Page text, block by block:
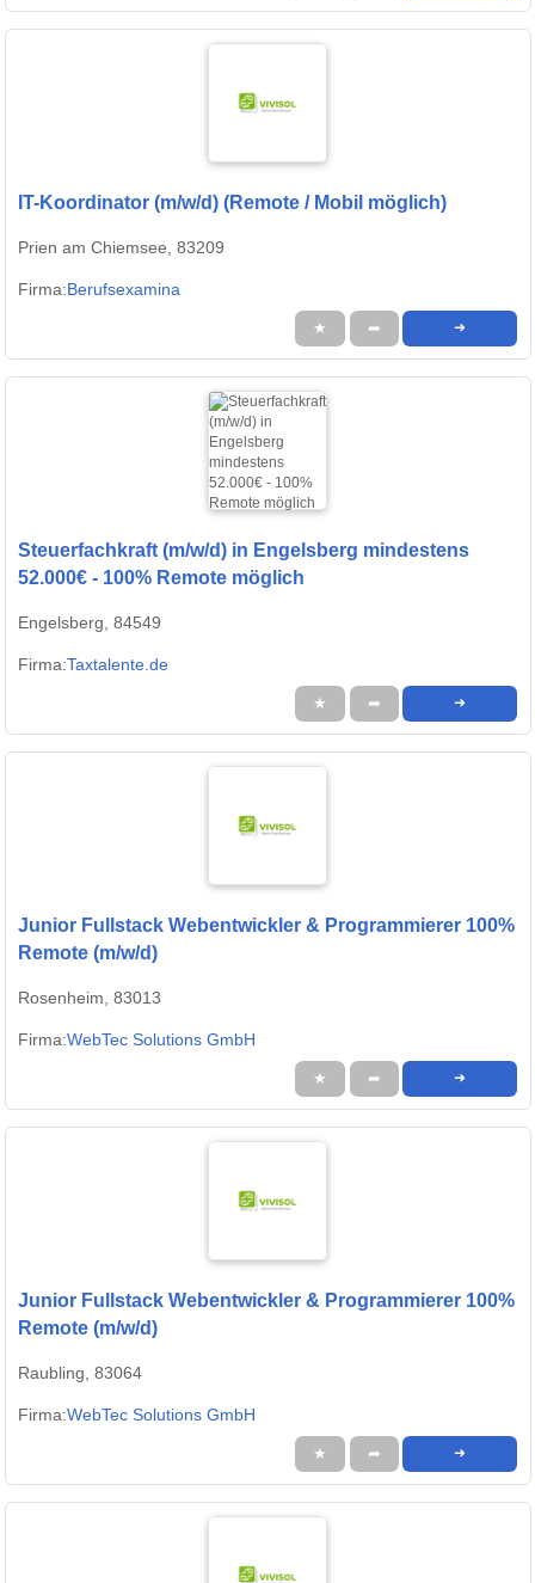
IT-Koordinator (m/w/d) (Remote / Mobil möglich)
Prien am Chiemsee, 83209
Firma:Berufsexamina
★ ➦ ➜
Steuerfachkraft (m/w/d) in Engelsberg mindestens
52.000€ - 100% Remote möglich
Engelsberg, 84549
Firma:Taxtalente.de
★ ➦ ➜
Junior Fullstack Webentwickler & Programmierer 100%
Remote (m/w/d)
Rosenheim, 83013
Firma:WebTec Solutions GmbH
★ ➦ ➜
Junior Fullstack Webentwickler & Programmierer 100%
Remote (m/w/d)
Raubling, 83064
Firma:WebTec Solutions GmbH
★ ➦ ➜